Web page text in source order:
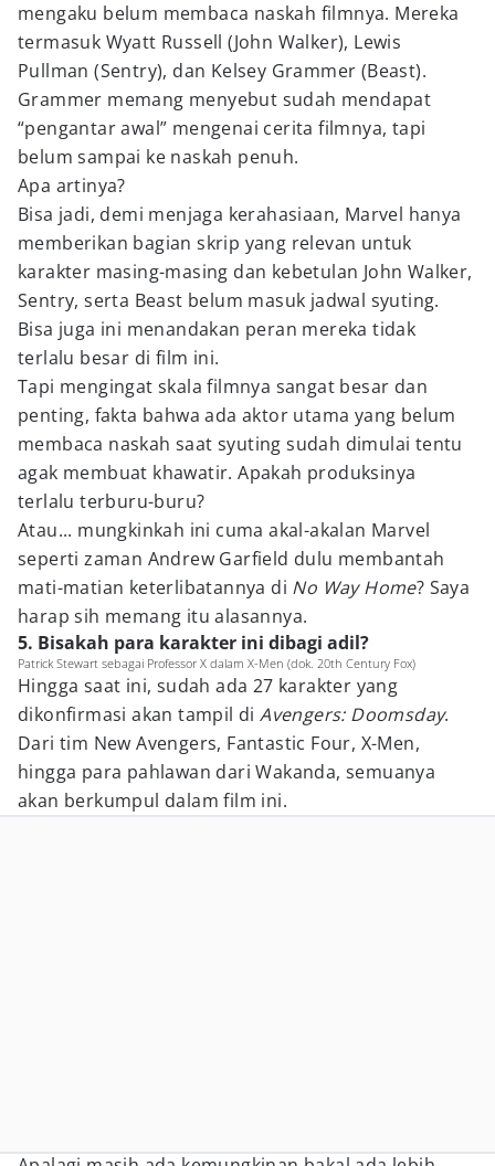
mengaku belum membaca naskah filmnya. Mereka
termasuk Wyatt Russell (John Walker), Lewis
Pullman (Sentry), dan Kelsey Grammer (Beast).
Grammer memang menyebut sudah mendapat
“pengantar awal” mengenai cerita filmnya, tapi
belum sampai ke naskah penuh.
Apa artinya?
Bisa jadi, demi menjaga kerahasiaan, Marvel hanya
memberikan bagian skrip yang relevan untuk
karakter masing-masing dan kebetulan John Walker,
Sentry, serta Beast belum masuk jadwal syuting.
Bisa juga ini menandakan peran mereka tidak
terlalu besar di film ini.
Tapi mengingat skala filmnya sangat besar dan
penting, fakta bahwa ada aktor utama yang belum
membaca naskah saat syuting sudah dimulai tentu
agak membuat khawatir. Apakah produksinya
terlalu terburu-buru?
Atau... mungkinkah ini cuma akal-akalan Marvel
seperti zaman Andrew Garfield dulu membantah
mati-matian keterlibatannya di No Way Home? Saya
harap sih memang itu alasannya.
5. Bisakah para karakter ini dibagi adil?
Patrick Stewart sebagai Professor X dalam X-Men (dok. 20th Century Fox)
Hingga saat ini, sudah ada 27 karakter yang
dikonfirmasi akan tampil diAvengers: Doomsday.
Dari tim New Avengers, Fantastic Four, X-Men,
hingga para pahlawan dari Wakanda, semuanya
akan berkumpul dalam film ini.